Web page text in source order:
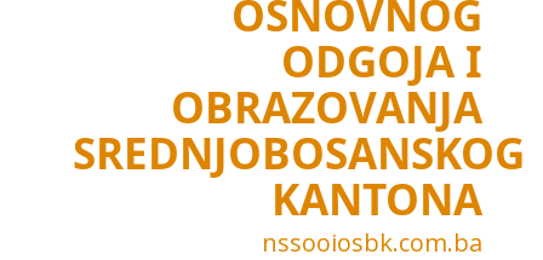
OSNOVNOG
ODGOJA I
OBRAZOVANJA
SREDNJOBOSANSKOG
KANTONA
nssooiosbk.com.ba